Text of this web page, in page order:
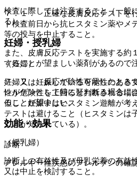
検査に際しては注意すること（一般
る）。
妊婦・授乳婦
（妊婦）
妊婦又は妊娠している可能性のある
性が危険性を上回ると判断される場
但し、妊娠中はヒスタミン遊離が考
テストは避けること（ヒスタミンは
ことが知られている）。
（授乳婦）
診断上の有益性及び母乳栄養の有益
又は中止を検討すること。
７．１． 正確な皮膚反応テストを
ト検査前日から抗ヒスタミン薬やメ
等の投与を中止すること。
また、皮膚反応テストを実施する約
することが望ましい薬剤があるので
７．２． 反応が陰性を示したとき
レルゲンとして特に疑われる場合に
ることが望ましい。
効能・効果
診断
アレルギー性疾患のアレルゲンの確